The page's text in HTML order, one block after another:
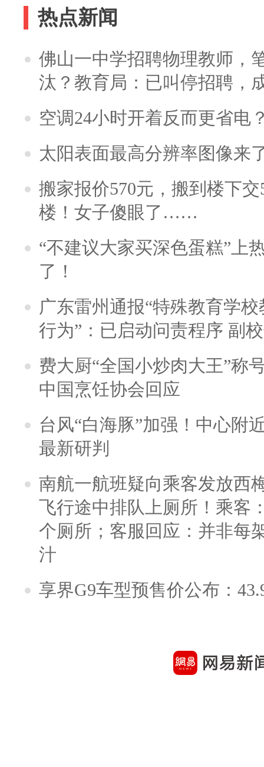
热点新闻
佛山一中学招聘物理教师，
汰？教育局：已叫停招聘，
空调24小时开着反而更省电
太阳表面最高分辨率图像来
搬家报价570元，搬到楼下
楼！女子傻眼了……
“不建议大家买深色蛋糕”上
了！
广东雷州通报“特殊教育学
行为”：已启动问责程序 副
费大厨“全国小炒肉大王”称
中国烹饪协会回应
台风“白海豚”加强！中心附
最新研判
南航一航班疑向乘客发放西
飞行途中排队上厕所！乘客
个厕所；客服回应：并非每
汁
享界G9车型预售价公布：